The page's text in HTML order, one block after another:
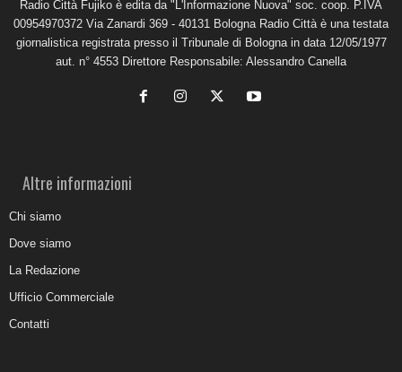
Radio Città Fujiko è edita da "L'Informazione Nuova" soc. coop. P.IVA
00954970372 Via Zanardi 369 - 40131 Bologna Radio Città è una testata
giornalistica registrata presso il Tribunale di Bologna in data 12/05/1977
aut. n° 4553 Direttore Responsabile: Alessandro Canella
Altre informazioni
Chi siamo
Dove siamo
La Redazione
Ufficio Commerciale
Contatti